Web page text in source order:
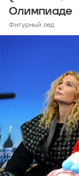
Олимпиаде
Фигурный лед